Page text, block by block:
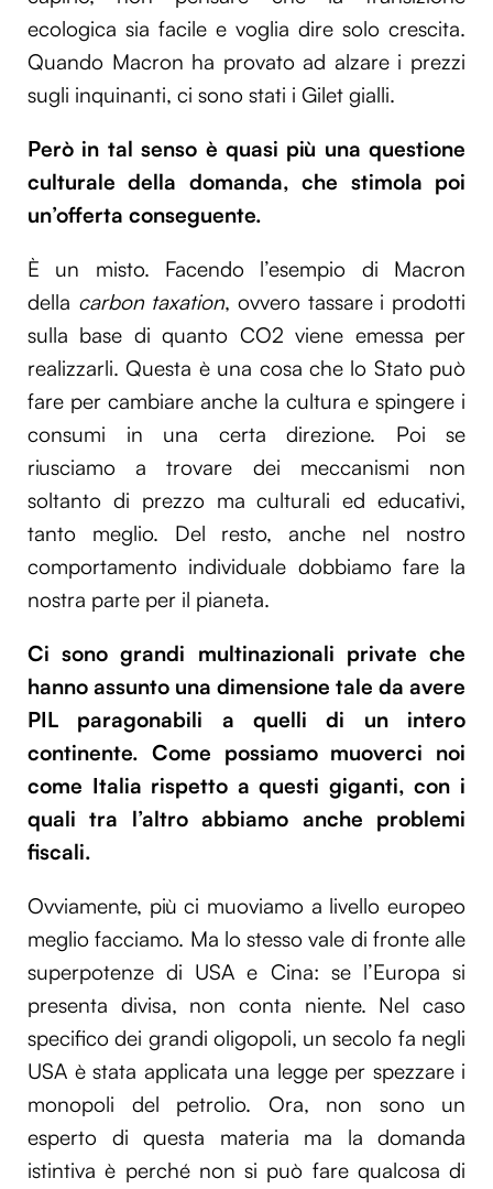
Utilizziamo i cookie per personalizzare contenuti ed
annunci, per fornire funzionalità dei social media e per
analizzare il nostro traffico. Condividiamo inoltre
informazioni sul modo in cui utilizzi il nostro sito con i
pubblicità e social media, i quali potrebbero combinarle
con altre informazioni che hai fornito loro o che hanno
raccolto dal tuo utilizzo dei loro servizi.
ecologica sia facile e voglia dire solo crescita.
Quando Macron ha provato ad alzare i prezzi
sugli inquinanti, ci sono stati i Gilet gialli.
Però in tal senso è quasi più una questione
culturale della domanda, che stimola poi
un’offerta conseguente.
È un misto. Facendo l’esempio di Macron
della carbon taxation, ovvero tassare i prodotti
sulla base di quanto CO2 viene emessa per
realizzarli. Questa è una cosa che lo Stato può
fare per cambiare anche la cultura e spingere i
consumi in una certa direzione. Poi se
riusciamo a trovare dei meccanismi non
soltanto di prezzo ma culturali ed educativi,
tanto meglio. Del resto, anche nel nostro
comportamento individuale dobbiamo fare la
nostra parte per il pianeta.
Ci sono grandi multinazionali private che
hanno assunto una dimensione tale da avere
PIL paragonabili a quelli di un intero
continente. Come possiamo muoverci noi
come Italia rispetto a questi giganti, con i
quali tra l’altro abbiamo anche problemi
fiscali.
Ovviamente, più ci muoviamo a livello europeo
meglio facciamo. Ma lo stesso vale di fronte alle
superpotenze di USA e Cina: se l’Europa si
presenta divisa, non conta niente. Nel caso
specifico dei grandi oligopoli, un secolo fa negli
USA è stata applicata una legge per spezzare i
monopoli del petrolio. Ora, non sono un
esperto di questa materia ma la domanda
istintiva è perché non si può fare qualcosa di